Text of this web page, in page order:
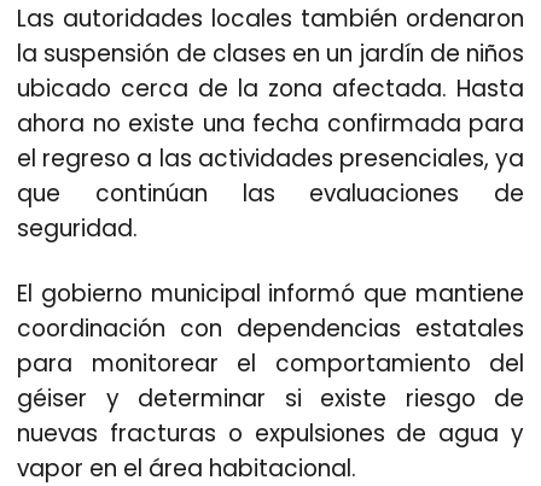
Las autoridades locales también ordenaron
la suspensión de clases en un jardín de niños
ubicado cerca de la zona afectada. Hasta
ahora no existe una fecha confirmada para
el regreso a las actividades presenciales, ya
que continúan las evaluaciones de
seguridad.
El gobierno municipal informó que mantiene
coordinación con dependencias estatales
para monitorear el comportamiento del
géiser y determinar si existe riesgo de
nuevas fracturas o expulsiones de agua y
vapor en el área habitacional.